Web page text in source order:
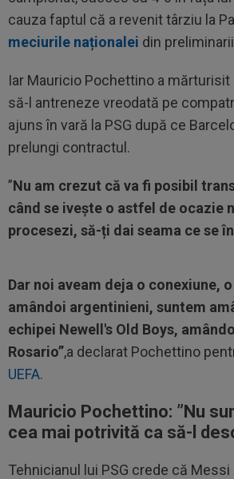
cauza faptul că a revenit târziu la
meciurile naționalei din
Iar Mauricio Pochettino a
să-l antreneze vreodată pe
ajuns în vară la PSG după ce
prelungi contractul.
”Nu am crezut că va fi posibil
când se ivește o astfel de ocazie
procesezi, să-ți dai seama ce se
Dar noi aveam deja o conexiune,
amândoi argentinieni, suntem
echipei Newell's Old Boys,
Rosario”,a declarat Pochettino
UEFA.
Mauricio Pochettino: ”Nu
cea mai potrivită ca să-l
Tehnicianul lui PSG crede că